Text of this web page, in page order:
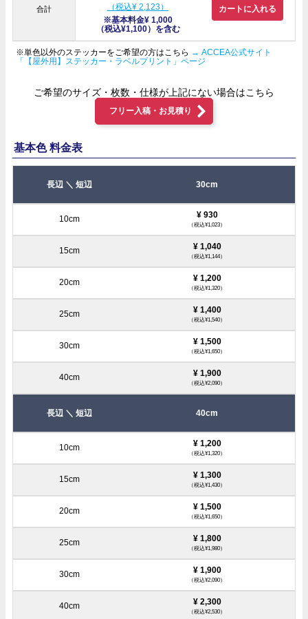
合計 （税込¥ 2,123）
※基本料金¥ 1,000
（税込¥1,100）を含む
カートに入れる
※単色以外のステッカーをご希望の方はこちら → ACCEA公式サイト
「【屋外用】ステッカー・ラベルプリント」ページ
ご希望のサイズ・枚数・仕様が上記にない場合はこちら
フリー入稿・お見積り
基本色 料金表
30cm
¥ 930
（税込¥1,023）
¥ 1,040
（税込¥1,144）
¥ 1,200
（税込¥1,320）
¥ 1,400
（税込¥1,540）
¥ 1,500
（税込¥1,650）
¥ 1,900
（税込¥2,090）
40cm
¥ 1,200
（税込¥1,320）
¥ 1,300
（税込¥1,430）
¥ 1,500
（税込¥1,650）
¥ 1,800
（税込¥1,980）
¥ 1,900
（税込¥2,090）
¥ 2,300
（税込¥2,530）